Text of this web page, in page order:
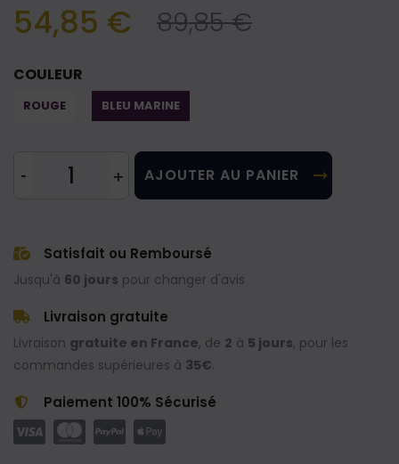
54,85 € 89,85 €
COULEUR
ROUGE BLEU MARINE
AJOUTER AU PANIER
Satisfait ou Remboursé
Jusqu'à 60 jours pour changer d'avis
Livraison gratuite
Livraison gratuite en France, de 2 à 5 jours, pour les
commandes supérieures à 35€.
Paiement 100% Sécurisé